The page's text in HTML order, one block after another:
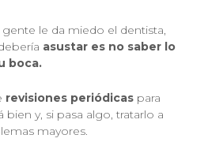
le da miedo el dentista,
asustar es no saber lo
boca.
revisiones periódicas para
y, si pasa algo, tratarlo a
mayores.